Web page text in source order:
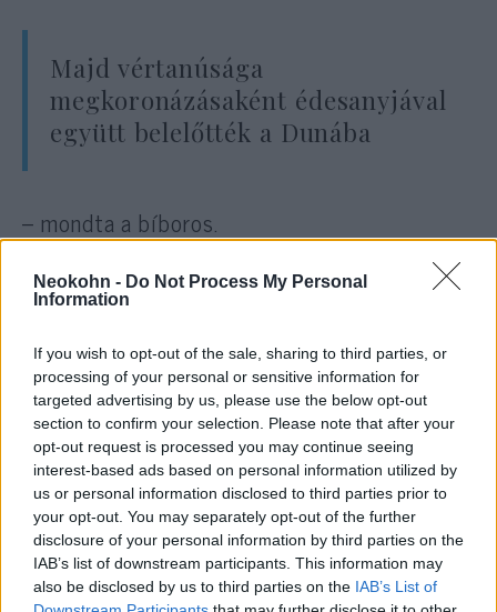
Neokohn - Do Not Process My Personal
Information
If you wish to opt-out of the sale, sharing to third parties, or
processing of your personal or sensitive information for
targeted advertising by us, please use the below opt-out
section to confirm your selection. Please note that after your
opt-out request is processed you may continue seeing
interest-based ads based on personal information utilized by
us or personal information disclosed to third parties prior to
your opt-out. You may separately opt-out of the further
disclosure of your personal information by third parties on the
IAB’s list of downstream participants. This information may
also be disclosed by us to third parties on the IAB’s List of
Majd vértanúsága
megkoronázásaként édesanyjával
együtt belelőtték a Dunába
– mondta a bíboros.
Erdő Péter szerint Ervin Gábor jellemét
mutatja az is, hogy amikor látta Budán az
összeterelt, menetben kísért zsidókat,
odament és kiabálni kezdett a kísérőkkel,
hogy amit tesznek, az az emberség arcul
köpése, és engedjék el a foglyokat. Ilyet,
reverendás papként, talán senki más nem tett
– jegyezte meg, hozzátéve, hogy Ervin Gábort
ekkor le is tartóztatták, de nem sokkal
később kiengedték.